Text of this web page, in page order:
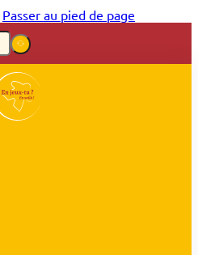
Passer au pied de page